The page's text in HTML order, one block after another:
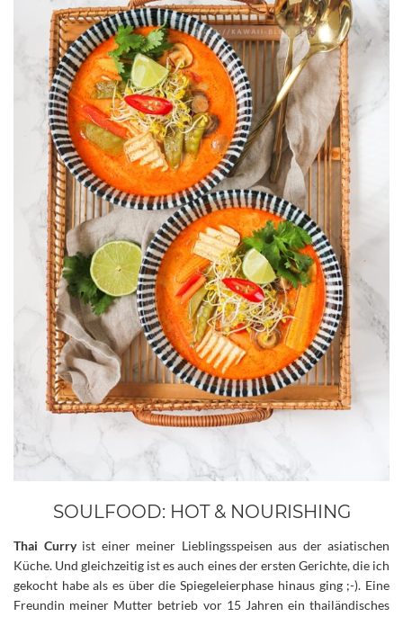
SOULFOOD: HOT & NOURISHING
Thai Curryist einer meiner Lieblingsspeisen aus der asiatischen
Küche. Und gleichzeitig ist es auch eines der ersten Gerichte, die ich
gekocht habe als es über die Spiegeleierphase hinaus ging ;-). Eine
Freundin meiner Mutter betrieb vor 15 Jahren ein thailändisches